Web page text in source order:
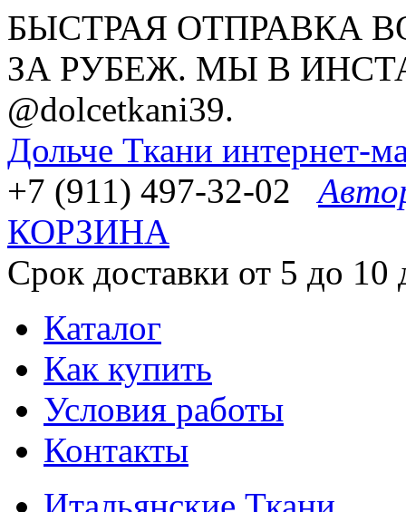
БЫСТРАЯ ОТПРАВКА
ЗА РУБЕЖ. МЫ В
@dolcetkani39.
Дольче Ткани интернет-
+7 (911) 497-32-02
КОРЗИНА
Срок доставки от 5 до 10
Каталог
Как купить
Условия работы
Контакты